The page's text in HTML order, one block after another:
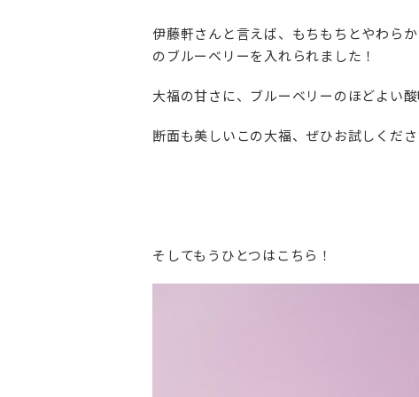
伊藤軒さんと言えば、もちもちとやわら
のブルーベリーを入れられました！
大福の甘さに、ブルーベリーのほどよい酸
断面も美しいこの大福、ぜひお試しくださ
そしてもうひとつはこちら！